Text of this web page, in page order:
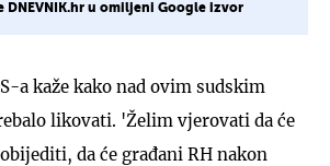
DNEVNIK.hr u omiljeni Google izvor
a kaže kako nad ovim sudskim
likovati. 'Želim vjerovati da će
da će građani RH nakon